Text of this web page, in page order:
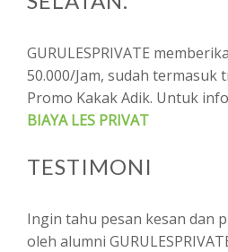
GURULESPRIVATE
50.000/Jam, sudah termasuk
Promo Kakak Adik. Untuk
BIAYA LES PRIVAT
TESTIMONI
Ingin tahu pesan kesan dan
oleh alumni